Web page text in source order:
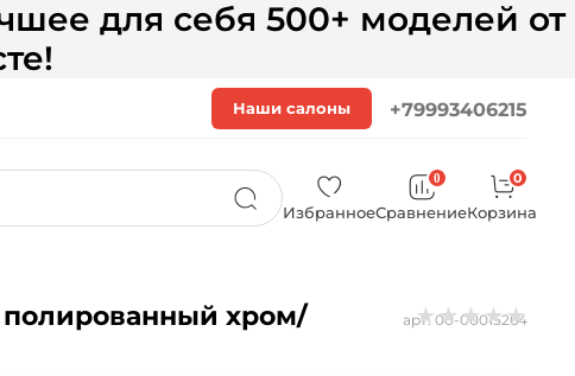
для себя 500+ моделей от
Наши салоны +79993406215
Избранное
0
Сравнение
0
Корзина
хром/
арт.00-00015264
★★★★★